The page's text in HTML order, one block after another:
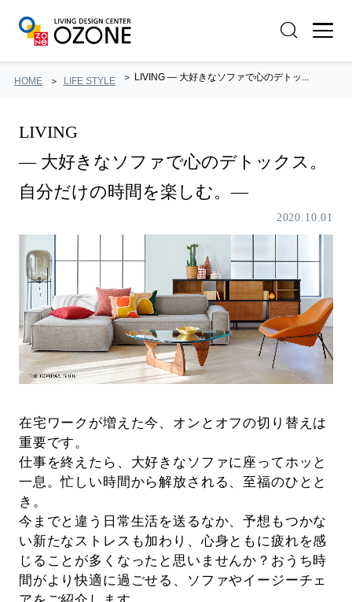
HOME LIFE STYLE LIVING ― 大好きなソファで心のデトッ...
LIVING
― 大好きなソファで心のデトックス。
自分だけの時間を楽しむ。―
2020.10.01
在宅ワークが増えた今、オンとオフの切り替えは
重要です。
仕事を終えたら、大好きなソファに座ってホッと
一息。忙しい時間から解放される、至福のひとと
き。
今までと違う日常生活を送るなか、予想もつかな
い新たなストレスも加わり、心身ともに疲れを感
じることが多くなったと思いませんか？おうち時
間がより快適に過ごせる、ソファやイージーチェ